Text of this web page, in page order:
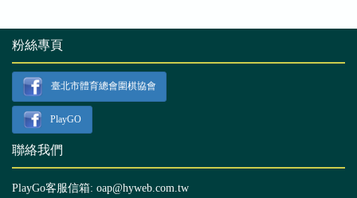
粉絲專頁
臺北市體育總會圍棋協會
PlayGO
聯絡我們
PlayGo客服信箱: oap@hyweb.com.tw